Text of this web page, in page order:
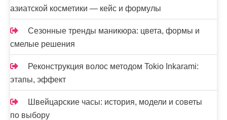
азиатской косметики — кейс и формулы
Сезонные тренды маникюра: цвета, формы и
смелые решения
Реконструкция волос методом Tokio Inkarami:
этапы, эффект
Швейцарские часы: история, модели и советы
по выбору